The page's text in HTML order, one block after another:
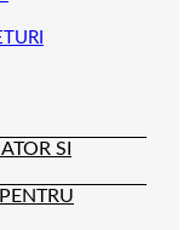
SI